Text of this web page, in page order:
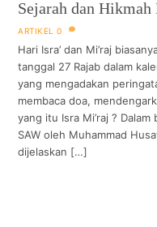
Sejarah dan
ARTIKEL 0
Hari Isra’ dan Mi’raj
tanggal 27 Rajab dalam
yang mengadakan
membaca doa,
yang itu Isra Mi’raj ?
SAW oleh Muhammad
dijelaskan […]